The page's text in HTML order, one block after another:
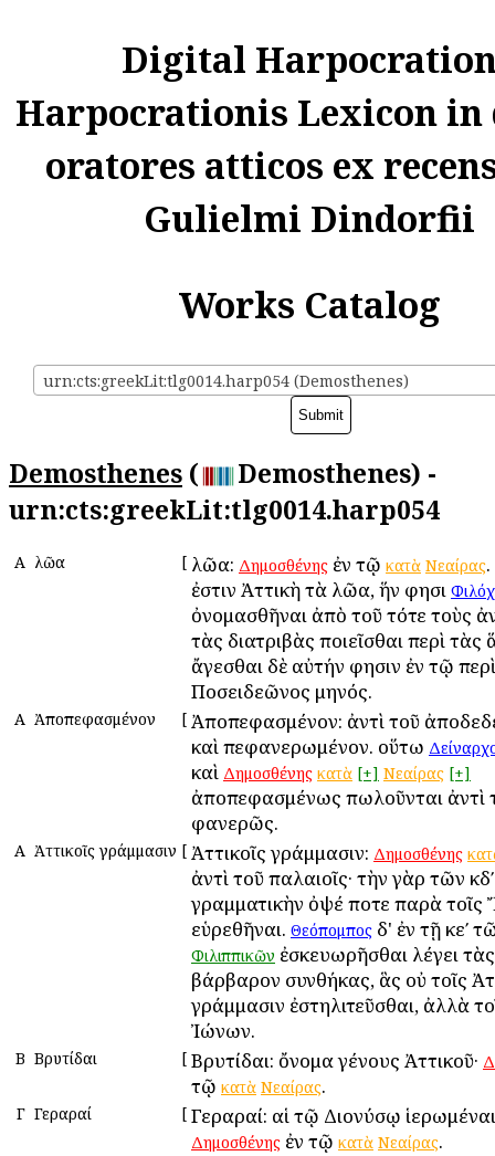
Digital
Harpocrationis Lexicon in
oratores atticos ex
Gulielmi Dindorfii
Works Catalog
urn:cts:greekLit:tlg0014.harp054 (Demosthenes)
Demosthenes (
Demosthenes) -
urn:cts:greekLit:tlg0014.harp054
Α Ἁλῶα [ Ἁλῶα: Δημοσθένης ἐν τῷ κατὰ Νεαίρας
ἐστιν Ἀττικὴ τὰ Ἁλῶα, ἥν φησι
ὀνομασθῆναι ἀπὸ τοῦ τότε τοὺς
τὰς διατριβὰς ποιεῖσθαι περὶ τὰς
ἄγεσθαι δὲ αὐτήν φησιν ἐν τῷ
Ποσειδεῶνος μηνός.
Α Ἀποπεφασμένον [ Ἀποπεφασμένον: ἀντὶ τοῦ
καὶ πεφανερωμένον. οὕτω
καὶ Δημοσθένης κατὰ [+] Νεαίρας [+]
ἀποπεφασμένως πωλοῦνται ἀντὶ
φανερῶς.
Α Ἀττικοῖς γράμμασιν [ Ἀττικοῖς γράμμασιν: Δημοσθένης
ἀντὶ τοῦ παλαιοῖς· τὴν γὰρ τῶν
γραμματικὴν ὀψέ ποτε παρὰ τοῖς
εὑρεθῆναι. Θεόπομπος δ' ἐν τῇ κεʹ
Φιλιππικῶν ἐσκευωρῆσθαι λέγει
βάρβαρον συνθήκας, ἃς οὐ τοῖς
γράμμασιν ἐστηλιτεῦσθαι, ἀλλὰ
Ἰώνων.
Β Βρυτίδαι [ Βρυτίδαι: ὄνομα γένους Ἀττικοῦ·
τῷ κατὰ Νεαίρας.
Γ Γεραραί [ Γεραραί: αἱ τῷ Διονύσῳ ἱερωμέναι
Δημοσθένης ἐν τῷ κατὰ Νεαίρας.